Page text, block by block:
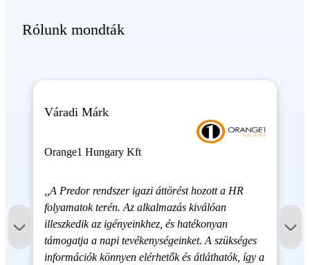
Rólunk mondták
Váradi Márk
Orange1 Hungary Kft
,,A Predor rendszer igazi áttörést hozott a HR
folyamatok terén. Az alkalmazás kiválóan
illeszkedik az igényeinkhez, és hatékonyan
támogatja a napi tevékenységeinket. A szükséges
információk könnyen elérhetők és átláthatók, így a